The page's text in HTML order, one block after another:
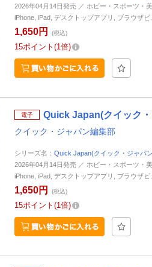
2026年04月14日発売 ／ ホビー・スポーツ・
iPhone, iPad, デスクトップアプリ, ブラウザビ
1,650円 (税込)
15ポイント 1倍
電子 Quick Japan(クイック
クイック・ジャパン編集部
シリーズ名： Quick Japan(クイック・ジャパ
2026年04月14日発売 ／ ホビー・スポーツ・
iPhone, iPad, デスクトップアプリ, ブラウザビ
1,650円 (税込)
15ポイント 1倍